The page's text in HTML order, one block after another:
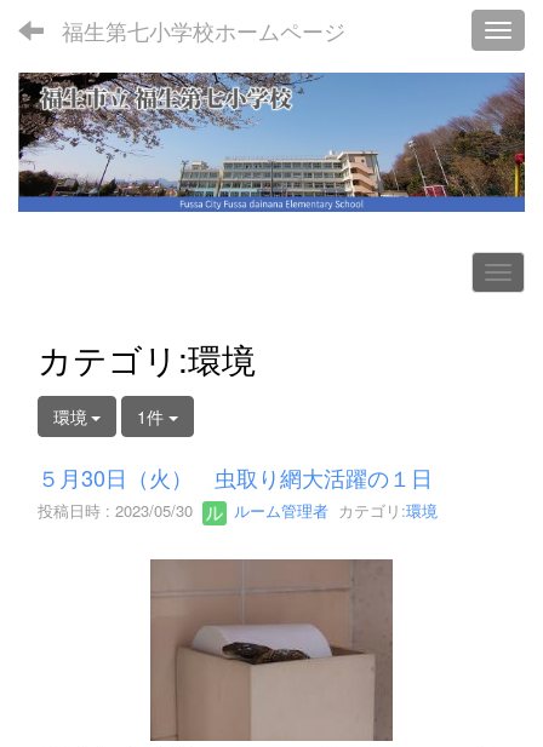
福生第七小学校ホームページ
カテゴリ:環境
環境 1件
５月30日（火） 虫取り網大活躍の１日
投稿日時 : 2023/05/30 ルーム管理者 カテゴリ:環境